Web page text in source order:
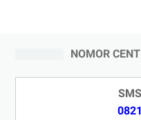
NOMOR